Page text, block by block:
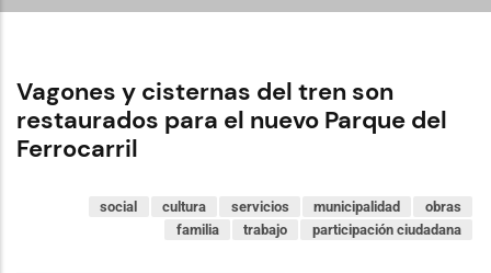
Vagones y cisternas del tren son
restaurados para el nuevo Parque del
Ferrocarril
obras
municipalidad
servicios
cultura
social
participación ciudadana
trabajo
familia